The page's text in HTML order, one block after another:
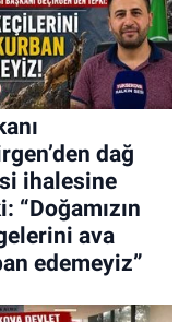
dağ
ihalesine
“Doğamızın
ava
edemeyiz”